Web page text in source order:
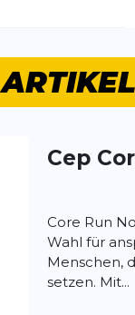
ARTIKEL
Cep
Core Run
Wahl für
Menschen,
setzen. Mit...